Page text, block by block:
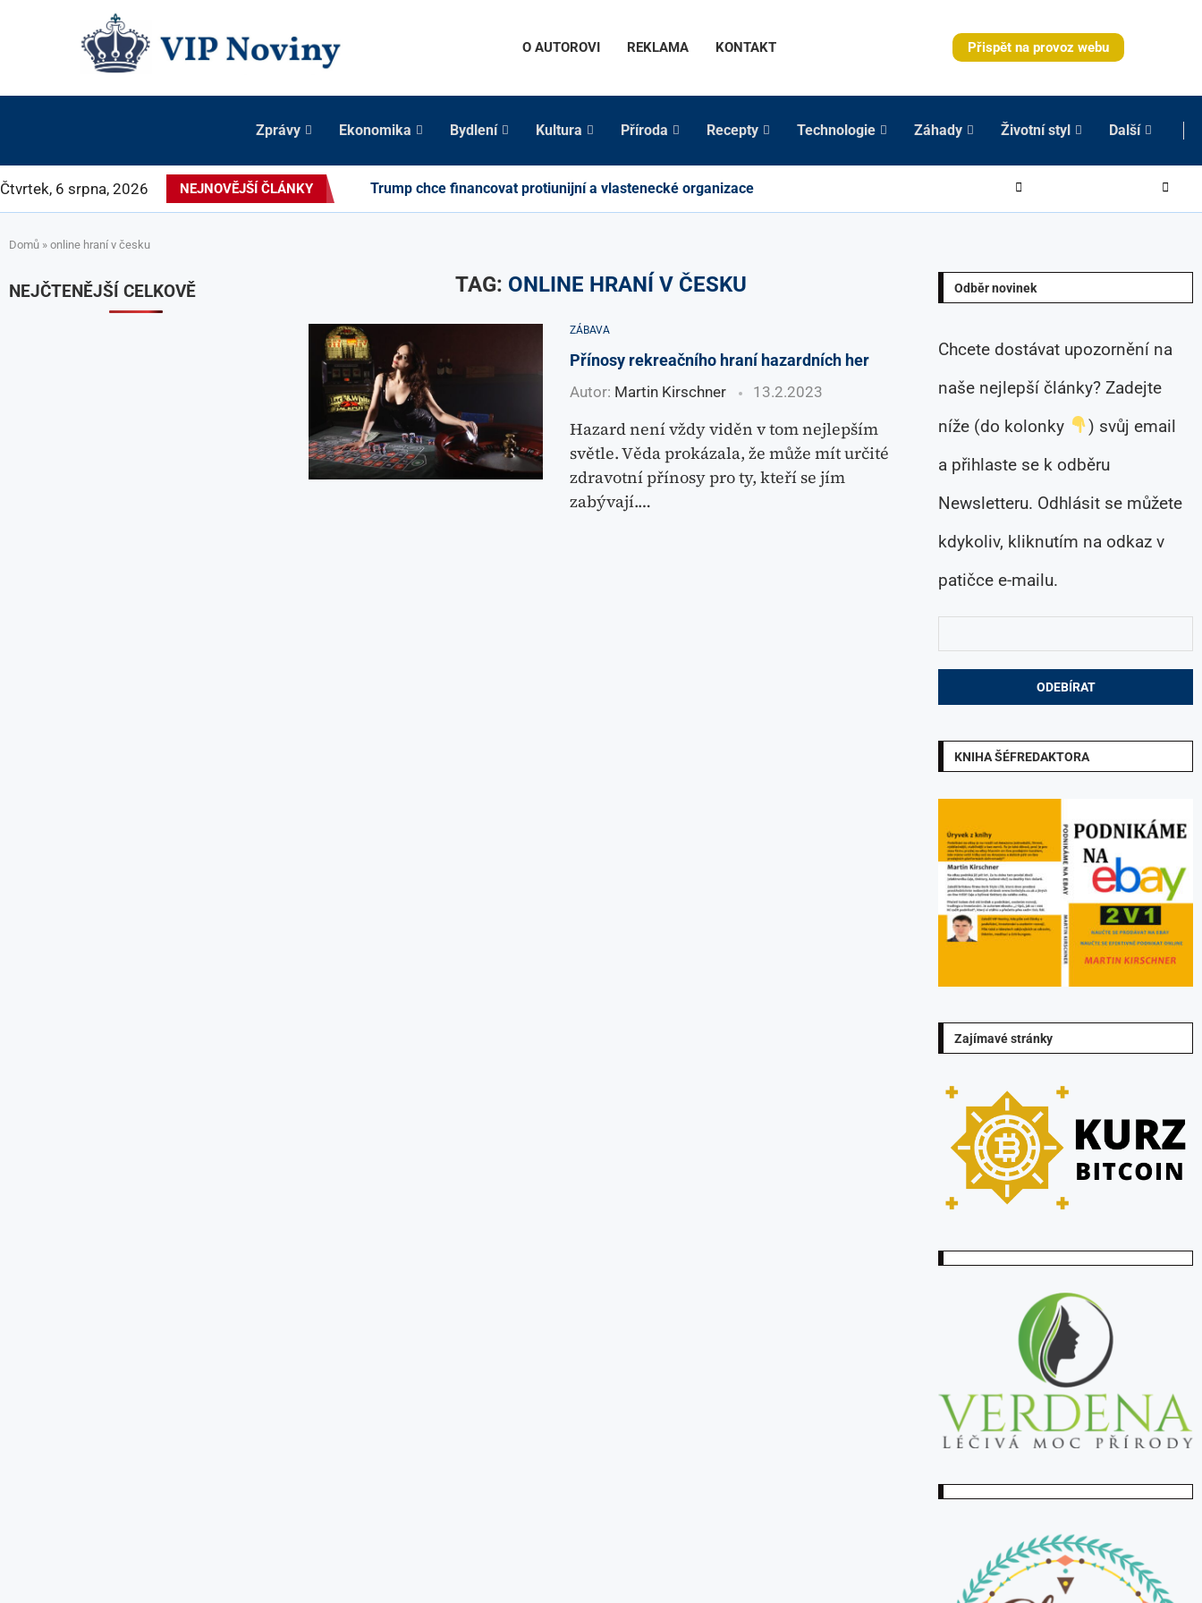
O AUTOROVI REKLAMA KONTAKT Přispět na provoz webu
Zprávy Ekonomika Bydlení Kultura Příroda Recepty Technologie Záhady Životní styl Další
Čtvrtek, 6 srpna, 2026 NEJNOVĚJŠÍ ČLÁNKY Trump chce financovat protiunijní a vlastenecké organizace
Domů » online hraní v česku
TAG: ONLINE HRANÍ V ČESKU
ZÁBAVA
Přínosy rekreačního hraní hazardních her
Autor: Martin Kirschner 13.2.2023
Hazard není vždy viděn v tom nejlepším
světle. Věda prokázala, že může mít určité
zdravotní přínosy pro ty, kteří se jím
zabývají.…
Odběr novinek
Chcete dostávat upozornění na
naše nejlepší články? Zadejte
níže (do kolonky
) svůj email
a přihlaste se k odběru
Newsletteru. Odhlásit se můžete
kdykoliv, kliknutím na odkaz v
patičce e-mailu.
KNIHA ŠÉFREDAKTORA
Zajímavé stránky
NEJČTENĚJŠÍ CELKOVĚ